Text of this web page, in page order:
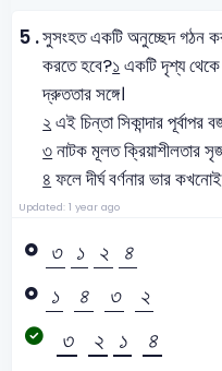
5 .সুসংহত একটি অনুচ্ছেদ গঠন
করতে হবে?১একটি দৃশ্য
দ্রুততার সঙ্গে।
২এই চিন্তা সিকান্দার পূর্বাপর
৩নাটক মূলত ক্রিয়াশীলতার
৪ ফলে দীর্ঘ বর্ণনার ভার
Updated: 1 year ago
৩ ১ ২ ৪
১ ৪ ৩ ২
৩ ২ ১ ৪